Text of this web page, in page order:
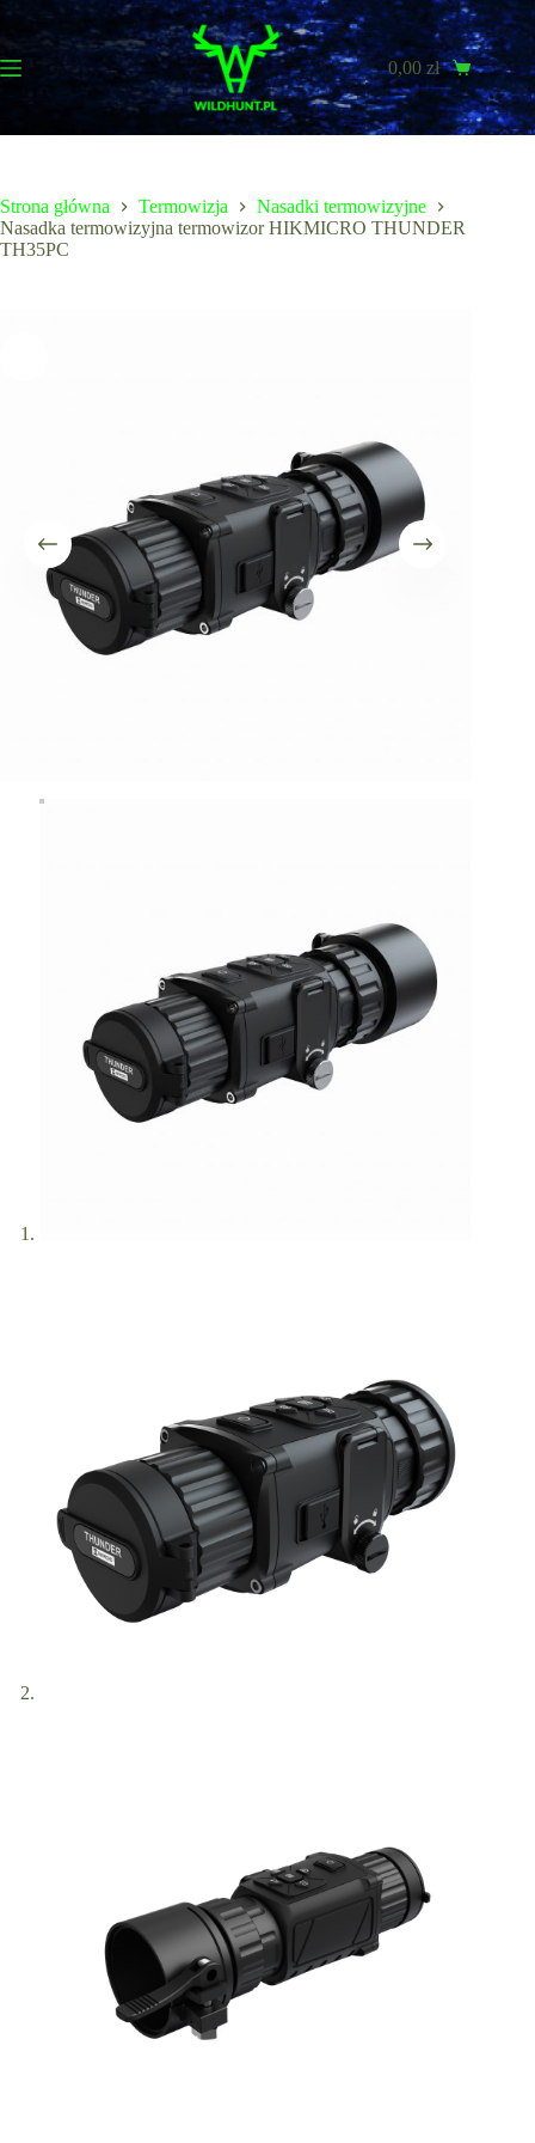
Koszyk
0,00zł
Strona główna Termowizja
Nasadki termowizyjne
Nasadka termowizyjna termowizor HIKMICRO THUNDER
TH35PC